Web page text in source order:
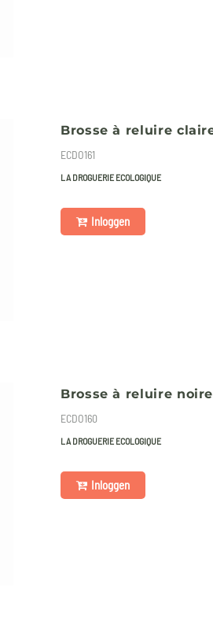
Brosse à reluire
ECDO161
LA DROGUERIE ECOLOGIQUE
Inloggen
Brosse à reluire noire
ECDO160
LA DROGUERIE ECOLOGIQUE
Inloggen